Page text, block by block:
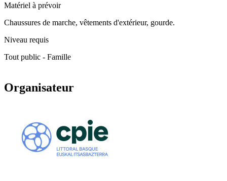
Matériel à prévoir
Chaussures de marche, vêtements d'extérieur, gourde.
Niveau requis
Tout public - Famille
Organisateur